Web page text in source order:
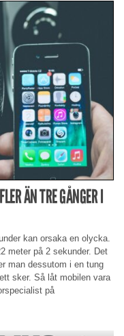
ÄN TRE GÅNGER I
kan orsaka en olycka.
meter på 2 sekunder. Det
man dessutom i en tung
sker. Så låt mobilen vara
på